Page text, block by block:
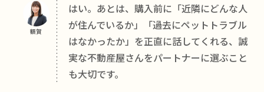
額賀
はい。あとは、購入前に「近隣にどんな人
が住んでいるか」「過去にペットトラブル
はなかったか」を正直に話してくれる、誠
実な不動産屋さんをパートナーに選ぶこと
も大切です。